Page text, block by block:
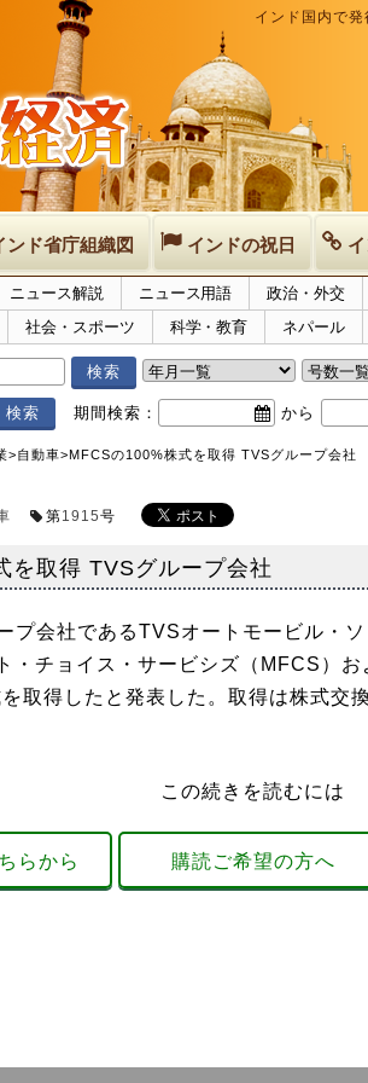
インド国内で
ンド省庁組織図 インドの祝日
ニュース解説 ニュース用語 政治・外交
社会・スポーツ 科学・教育 ネパール
期間検索： から
>自動車>MFCSの100%株式を取得 TVSグループ会社
第1915号
を取得 TVSグループ会社
会社であるTVSオートモービル・
・チョイス・サービシズ（MFCS）
を取得したと発表した。取得は株式
この続きを読むには
らから 購読ご希望の方へ